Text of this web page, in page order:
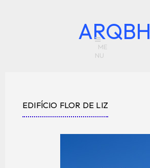
ARQBH
EDIFÍCIO FLOR DE LIZ